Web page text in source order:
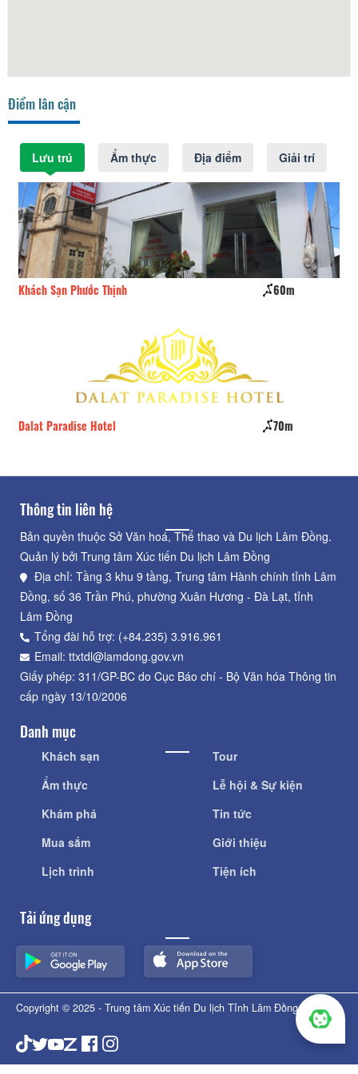
Điểm lân cận
Lưu trú Ẩm thực Địa điểm Giải trí
Khách Sạn Phước Thịnh 60m
Dalat Paradise Hotel 70m
Thông tin liên hệ
Bản quyền thuộc Sở Văn hoá, Thể thao và Du lịch Lâm Đồng.
Quản lý bởi Trung tâm Xúc tiến Du lịch Lâm Đồng
Địa chỉ: Tầng 3 khu 9 tầng, Trung tâm Hành chính tỉnh Lâm
Đồng, số 36 Trần Phú, phường Xuân Hương - Đà Lạt, tỉnh
Lâm Đồng
Tổng đài hỗ trợ: (+84.235) 3.916.961
Email: ttxtdl@lamdong.gov.vn
Giấy phép: 311/GP-BC do Cục Báo chí - Bộ Văn hóa Thông tin
cấp ngày 13/10/2006
Danh mục
Khách sạn
Ẩm thực
Khám phá
Mua sắm
Lịch trình
Tour
Lễ hội & Sự kiện
Tin tức
Giới thiệu
Tiện ích
Tải ứng dụng
Copyright © 2025 - Trung tâm Xúc tiến Du lịch Tỉnh Lâm Đồng